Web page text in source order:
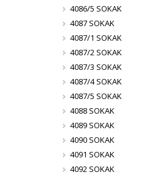
4086/5 SOKAK
4087 SOKAK
4087/1 SOKAK
4087/2 SOKAK
4087/3 SOKAK
4087/4 SOKAK
4087/5 SOKAK
4088 SOKAK
4089 SOKAK
4090 SOKAK
4091 SOKAK
4092 SOKAK